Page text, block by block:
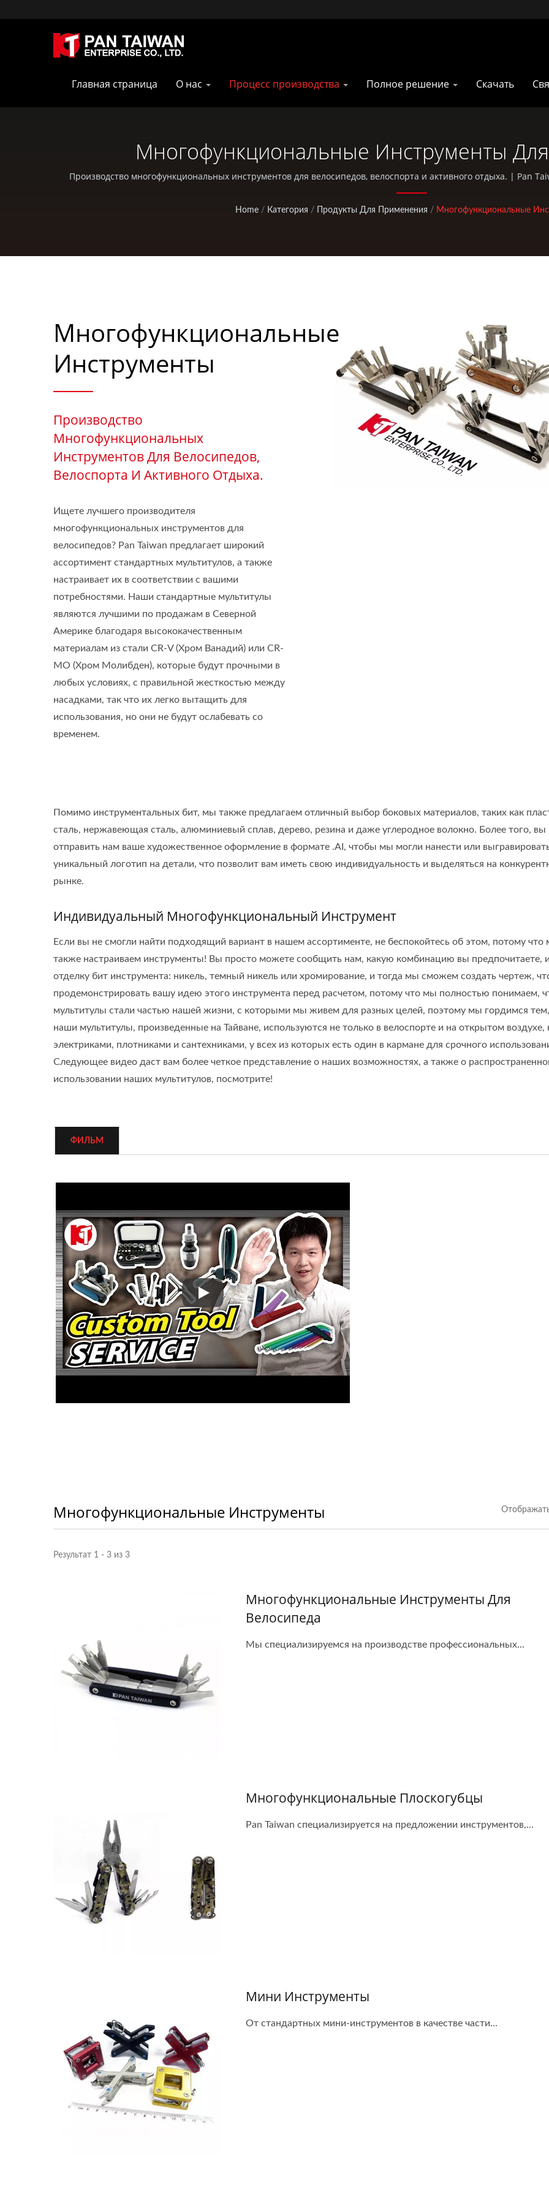
Главная страница О нас Процесс производства Полное решение Скачать
Многофункциональные Инструменты
Производитель Индивидуального
Охоты | Pan Taiwan
Производство многофункциональных инструментов для велосипедов, велоспорта и активного отдыха. | Pan
услуги литья под давлением, литья в форме, ковки, обработка с ЧПУ, сумки EDC и стандартные
Home / Категория / Продукты Для Применения / Многофункциональные
Многофункциональные
Инструменты
Производство
Многофункциональных
Инструментов Для Велосипедов,
Велоспорта И Активного Отдыха.
Ищете лучшего производителя
многофункциональных инструментов для
велосипедов? Pan Taiwan предлагает широкий
ассортимент стандартных мультитулов, а также
настраивает их в соответствии с вашими
потребностями. Наши стандартные мультитулы
являются лучшими по продажам в Северной
Америке благодаря высококачественным
материалам из стали CR-V (Хром Ванадий) или CR-
MO (Хром Молибден), которые будут прочными в
любых условиях, с правильной жесткостью между
насадками, так что их легко вытащить для
использования, но они не будут ослабевать со
временем.
Помимо инструментальных бит, мы также предлагаем отличный выбор боковых материалов, таких как
сталь, нержавеющая сталь, алюминиевый сплав, дерево, резина и даже углеродное волокно. Более того,
отправить нам ваше художественное оформление в формате .AI, чтобы мы могли нанести или
уникальный логотип на детали, что позволит вам иметь свою индивидуальность и выделяться на
рынке.
Индивидуальный Многофункциональный Инструмент
Если вы не смогли найти подходящий вариант в нашем ассортименте, не беспокойтесь об этом, потому что
также настраиваем инструменты! Вы просто можете сообщить нам, какую комбинацию вы предпочитаете, и
отделку бит инструмента: никель, темный никель или хромирование, и тогда мы сможем создать чертеж,
продемонстрировать вашу идею этого инструмента перед расчетом, потому что мы полностью понимаем,
мультитулы стали частью нашей жизни, с которыми мы живем для разных целей, поэтому мы гордимся
наши мультитулы, произведенные на Тайване, используются не только в велоспорте и на открытом воздухе,
электриками, плотниками и сантехниками, у всех из которых есть один в кармане для срочного
Следующее видео даст вам более четкое представление о наших возможностях, а также о
использовании наших мультитулов, посмотрите!
ФИЛЬМ
Многофункциональные инструменты
Многофункциональные Инструменты
Результат 1 - 3 из 3
Многофункциональные Инструменты Для
Велосипеда
Мы специализируемся на производстве профессиональных...
Многофункциональные Плоскогубцы
Pan Taiwan специализируется на предложении инструментов,...
Мини Инструменты
От стандартных мини-инструментов в качестве части...
Портативные
Многофункциональные
Инструменты
Индивидуально
Изготовленный Чехол